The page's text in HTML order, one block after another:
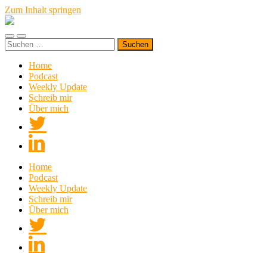
Zum Inhalt springen
Sports
Mobile-
Menü
Suchfeld
ein-/ausblenden
Suchen
nach:
Home
Podcast
Weekly Update
Schreib mir
Über mich
Home
Podcast
Weekly Update
Schreib mir
Über mich